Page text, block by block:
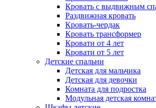
Кровать с выдвижным
Раздвижная кровать
Кровать-чердак
Кровать трансформер
Кровати от 4 лет
Кровати от 5 лет
Детские спальни
Детская для мальчика
Детская для девочки
Комната для подростка
Модульная детская